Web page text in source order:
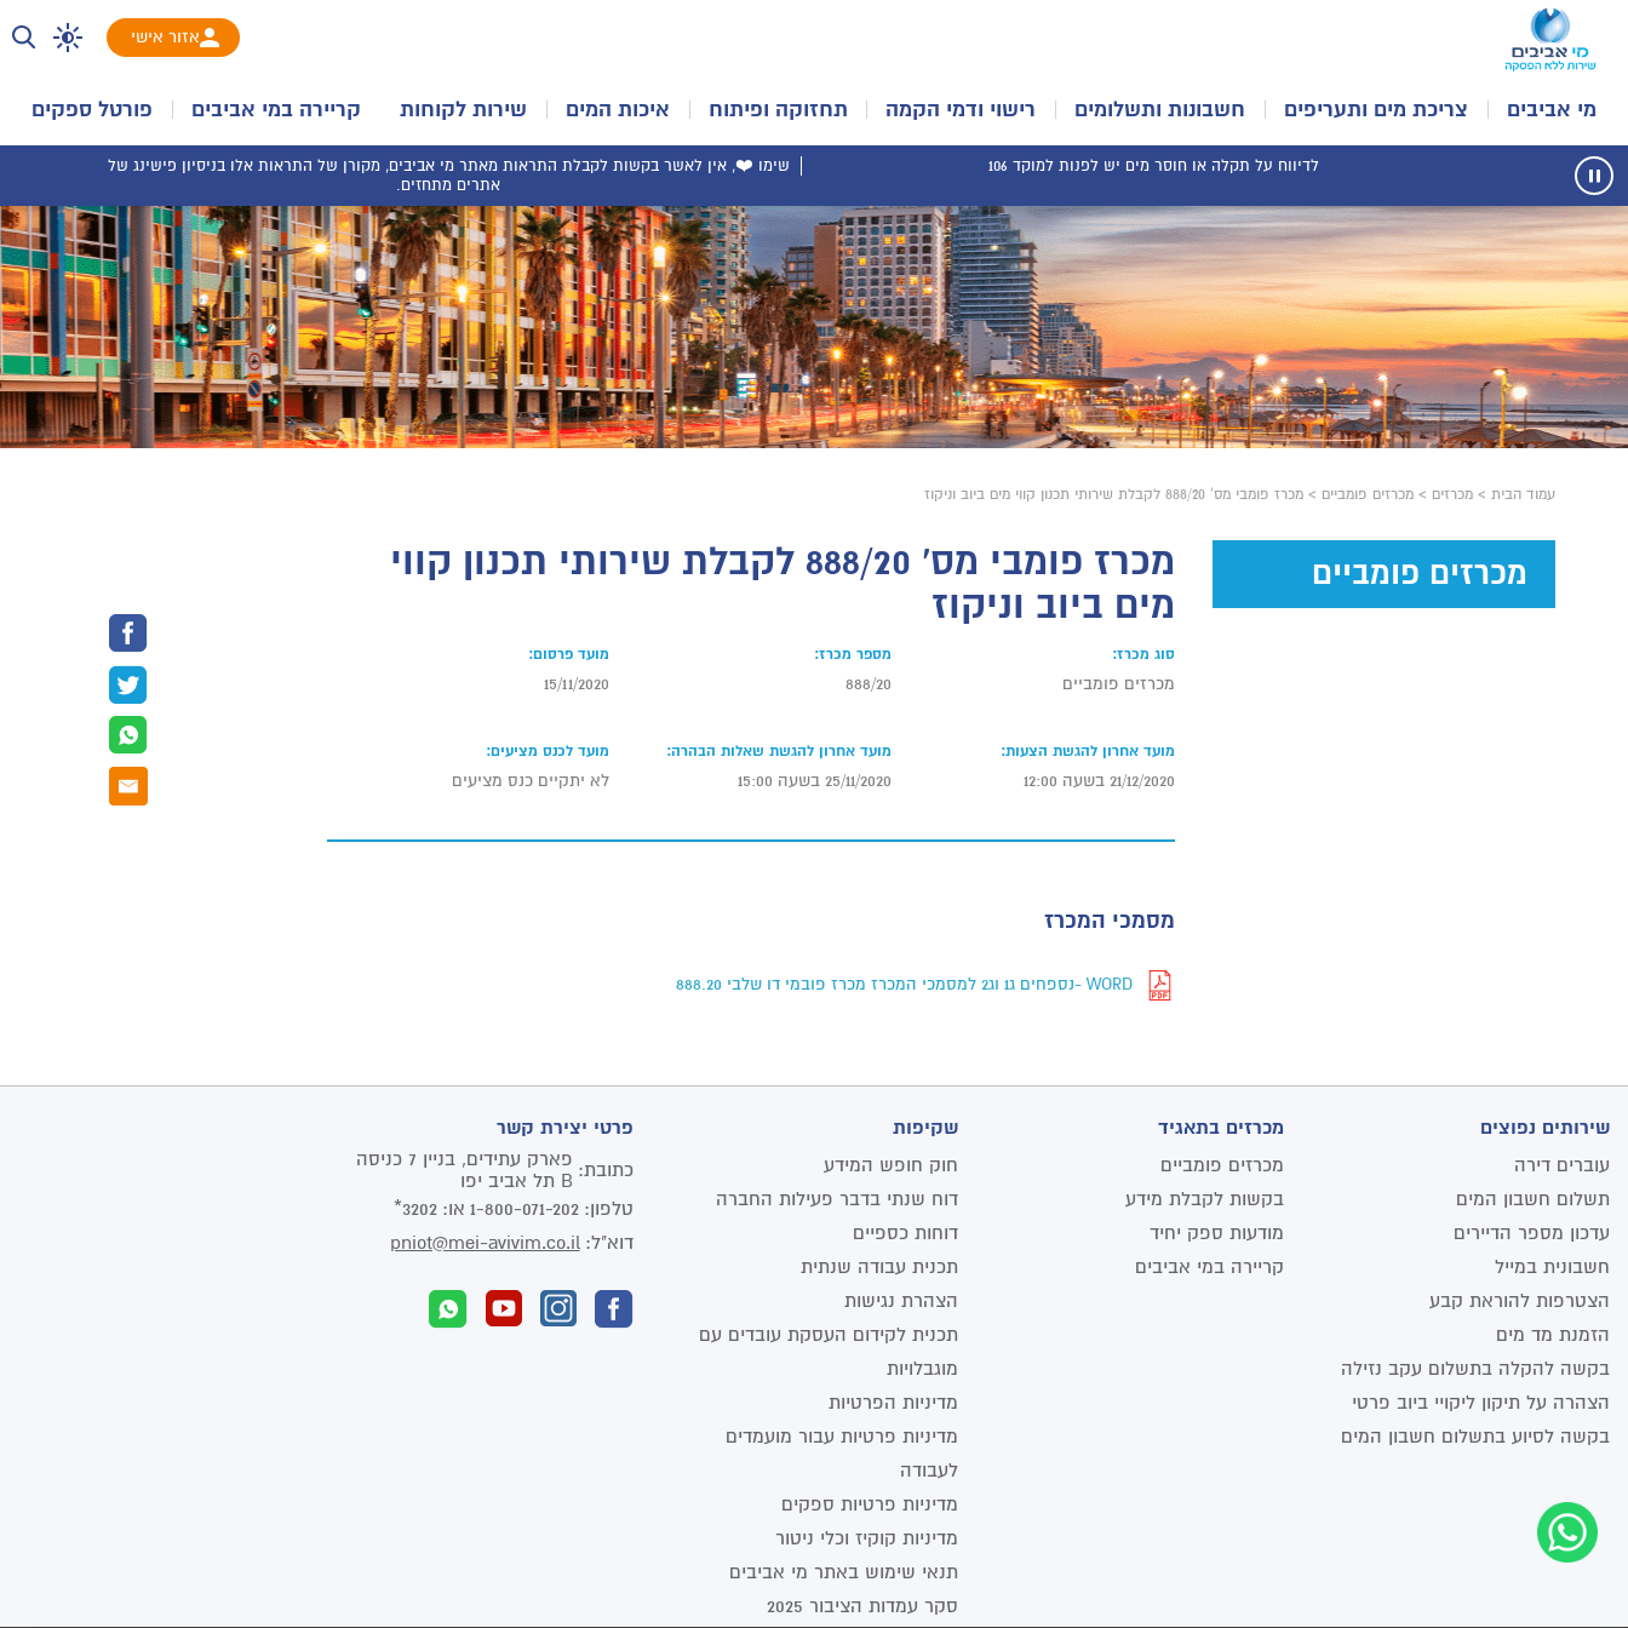
מי אביבים צריכת מים ותעריפים חשבונות ותשלומים רישוי ודמי הקמה תחזוקה ופיתוח איכות המים שירות לקוחות קריירה במי אביבים פורטל ספקים
אזור אישי
עצור
תנועת
רכיב
הודעות
לדיווח על תקלה או חוסר מים יש לפנות למוקד 106
שימו ❤️, אין לאשר בקשות לקבלת התראות מאתר מי אביבים, מקורן של התראות אלו בניסיון פישינג של
אתרים מתחזים.
עמוד הבית > מכרזים > מכרזים פומביים > מכרז פומבי מס' 888/20 לקבלת שירותי תכנון קווי מים ביוב וניקוז
מכרזים פומביים
מכרז פומבי מס' 888/20 לקבלת שירותי תכנון קווי
מים ביוב וניקוז
סוג מכרז:
מכרזים פומביים
מספר מכרז:
888/20
מועד פרסום:
15/11/2020
מועד אחרון להגשת הצעות:
21/12/2020 בשעה 12:00
מועד אחרון להגשת שאלות הבהרה:
25/11/2020 בשעה 15:00
מועד לכנס מציעים:
לא יתקיים כנס מציעים
מסמכי המכרז
WORD -נספחים ג1 וג2 למסמכי המכרז מכרז פובמי דו שלבי 888.20
שירותים נפוצים
עוברים דירה
תשלום חשבון המים
עדכון מספר הדיירים
חשבונית במייל
הצטרפות להוראת קבע
הזמנת מד מים
בקשה להקלה בתשלום עקב נזילה
הצהרה על תיקון ליקויי ביוב פרטי
בקשה לסיוע בתשלום חשבון המים
מכרזים בתאגיד
מכרזים פומביים
בקשות לקבלת מידע
מודעות ספק יחיד
קריירה במי אביבים
שקיפות
חוק חופש המידע
דוח שנתי בדבר פעילות החברה
דוחות כספיים
תכנית עבודה שנתית
הצהרת נגישות
תכנית לקידום העסקת עובדים עם
מוגבלויות
מדיניות הפרטיות
מדיניות פרטיות עבור מועמדים
לעבודה
מדיניות פרטיות ספקים
מדיניות קוקיז וכלי ניטור
תנאי שימוש באתר מי אביבים
סקר עמדות הציבור 2025
פרטי יצירת קשר
כתובת:
פארק עתידים, בניין 7 כניסה
B תל אביב יפו
טלפון: 1-800-071-202 או: 3202*
דוא"ל: pniot@mei-avivim.co.il